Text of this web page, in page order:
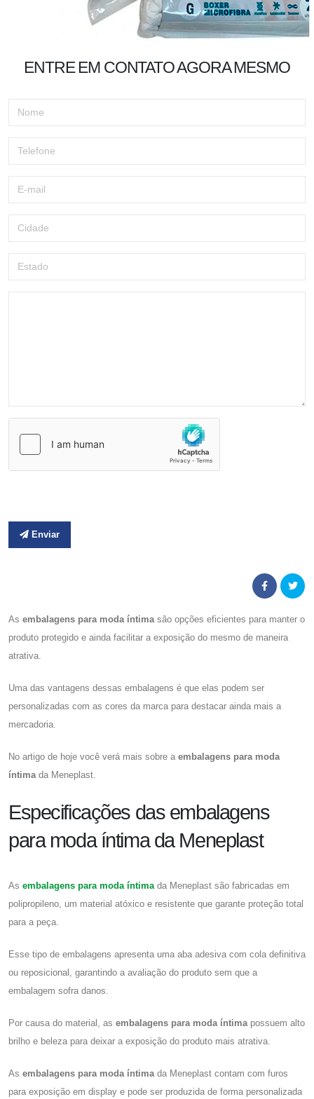
ENTRE EM CONTATO AGORA MESMO
Enviar
As embalagens para moda íntimasão opções eficientes para manter o
produto protegido e ainda facilitar a exposição do mesmo de maneira
atrativa.
Uma das vantagens dessas embalagens é que elas podem ser
personalizadas com as cores da marca para destacar ainda mais a
mercadoria.
No artigo de hoje você verá mais sobre a embalagens para moda
íntimada Meneplast.
Especificações das embalagens
para moda íntima da Meneplast
As embalagens para moda íntimada Meneplast são fabricadas em
polipropileno, um material atóxico e resistente que garante proteção total
para a peça.
Esse tipo de embalagens apresenta uma aba adesiva com cola definitiva
ou reposicional, garantindo a avaliação do produto sem que a
embalagem sofra danos.
Por causa do material, as embalagens para moda íntimapossuem alto
brilho e beleza para deixar a exposição do produto mais atrativa.
As embalagens para moda íntimada Meneplast contam com furos
para exposição em display e pode ser produzida de forma personalizada